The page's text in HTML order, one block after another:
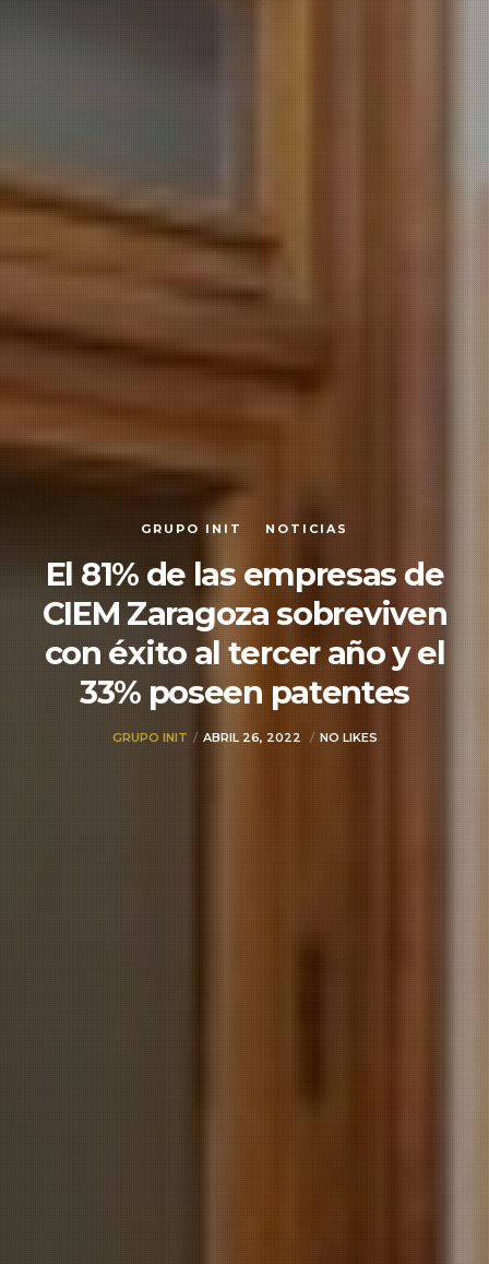
GRUPO INIT NOTICIAS
El 81% de las empresas de
CIEM Zaragoza sobreviven
con éxito al tercer año y el
33% poseen patentes
GRUPO INIT ABRIL 26, 2022 NO LIKES